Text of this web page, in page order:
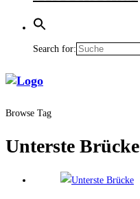
Search for:
Browse Tag
Unterste Brücke